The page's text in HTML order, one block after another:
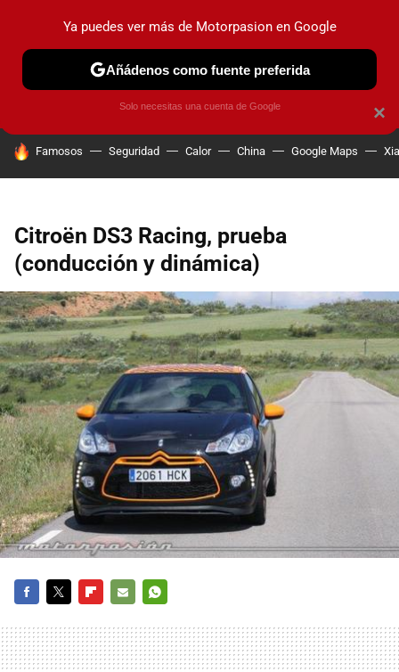
PRUEBAS COCHES ELÉCTRICOS OBSERVATORIO
HOY SE HABLA DE
Famosos Seguridad Calor China Google Maps
Citroën DS3 Racing, prueba
(conducción y dinámica)
MAIL
×
Ya puedes ver más de Motorpasion en Google
Añádenos como fuente preferida
Solo necesitas una cuenta de Google